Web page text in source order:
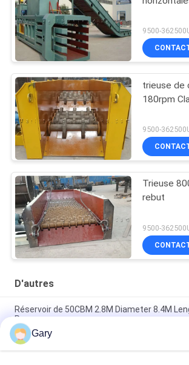
trieuse de
180rpm
Trieuse
rebut
D'autres
Réservoir de 50CBM 2.8M Diameter 8.4M
Pressure
Écran de vibration de asséchage de la
20TPH 45%
Gary